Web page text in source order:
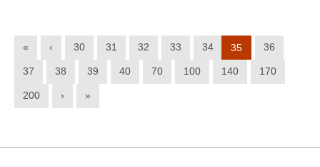
« ‹ 30 31 32 33 34 35 36
37 38 39 40 70 100 140 170
200 › »